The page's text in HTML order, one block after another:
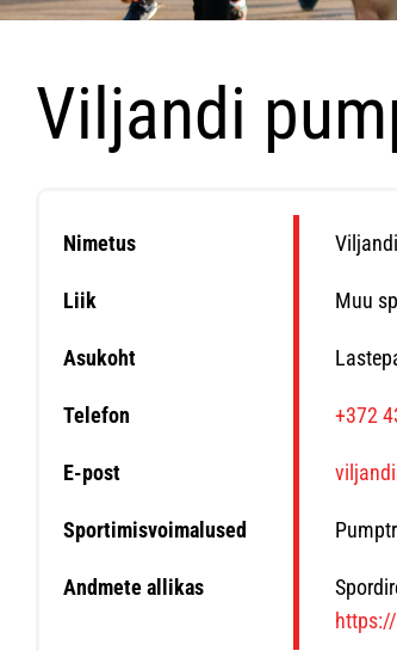
Viljandi
Nimetus
Liik Muu
Asukoht
Telefon +372
E-post
Sportimisvoimalused
Andmete allikas